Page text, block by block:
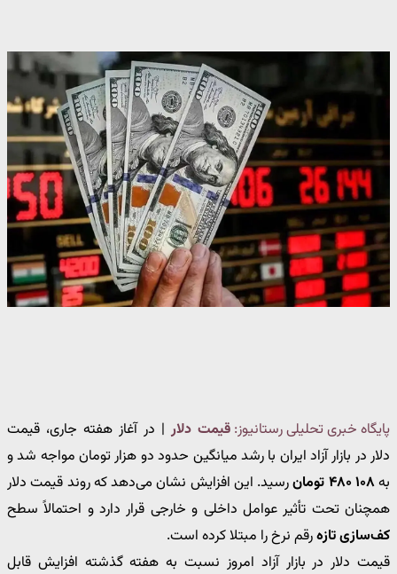
پایگاه خبری تحلیلی رستانیوز: قیمت دلار
| در آغاز هفته جاری، ‎قیمت
دلار‎ در بازار آزاد ایران با رشد میانگین حدود دو هزار تومان مواجه شد و
به۱۰۸ ۴۸۰ تومان
رسید. این افزایش نشان می‌دهد که روند قیمت دلار
همچنان تحت تأثیر عوامل داخلی و خارجی قرار دارد و احتمالاً سطح
کف‌سازی تازهرقم نرخ را مبتلا کرده است.
قیمت دلار در بازار آزاد امروز نسبت به هفته گذشته افزایش قابل